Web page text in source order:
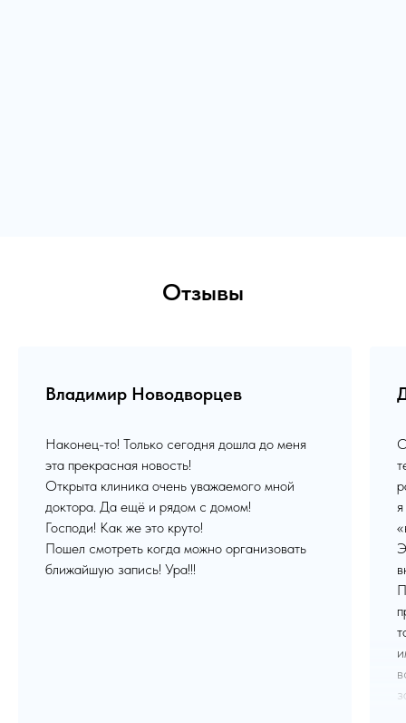
Отзывы
Владимир Новодворцев
Наконец-то! Только сегодня дошла до меня
эта прекрасная новость!
Открыта клиника очень уважаемого мной
доктора. Да ещё и рядом с домом!
Господи! Как же это круто!
Пошел смотреть когда можно организовать
ближайшую запись! Ура!!!